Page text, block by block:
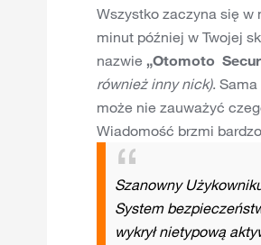
Wszystko zaczyna się w
minut później w Twojej
nazwie „Otomoto
również inny nick).
może nie zauważyć
Wiadomość brzmi
Szanowny
System
wykrył nietypową